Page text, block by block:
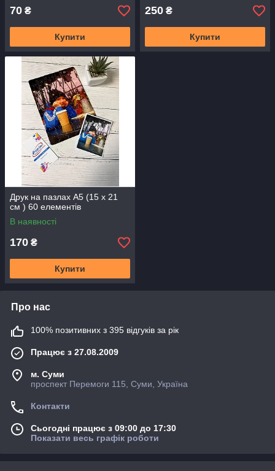
70 ₴
Купити
250 ₴
Купити
Друк на пазлах А5 (15 х 21
см ) 60 елементів
В наявності
170 ₴
Купити
Про нас
100% позитивних з 395 відгуків за рік
Працює з 27.08.2009
м. Суми
проспект Перемоги 115, Суми, Україна
Контакти
Сьогодні працює з 09:00 до 17:30
Показати весь графік роботи